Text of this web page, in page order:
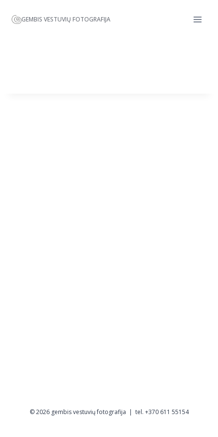
GEMBIS VESTUVIŲ FOTOGRAFIJA
© 2026 gembis vestuvių fotografija | tel. +370 611 55154